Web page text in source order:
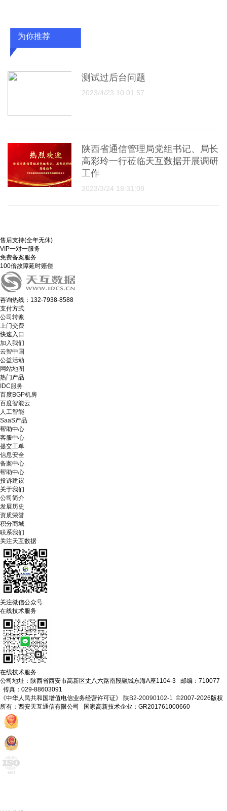
为你推荐
测试过后台问题
2023/4/23 10:01:57
陕西省通信管理局党组书记、局长
高彩玲一行莅临天互数据开展调研
工作
2023/3/24 18:31:08
售后支持(全年无休)
VIP一对一服务
免费备案服务
100倍故障延时赔偿
咨询热线：132-7938-8588
支付方式
公司转账
上门交费
快速入口
加入我们
云智中国
公益活动
网站地图
热门产品
IDC服务
百度BGP机房
百度智能云
人工智能
SaaS产品
帮助中心
客服中心
提交工单
信息安全
备案中心
帮助中心
投诉建议
关于我们
公司简介
发展历史
资质荣誉
积分商城
联系我们
关注天互数据
关注微信公众号
在线技术服务
在线技术服务
公司地址：陕西省西安市高新区丈八六路南段融城东海A座1104-3 邮编：710077
传真：029-88603091
《中华人民共和国增值电信业务经营许可证》 陕B2-20090102-1 ©2007-2026版权
所有：西安天互通信有限公司 国家高新技术企业：GR201761000660